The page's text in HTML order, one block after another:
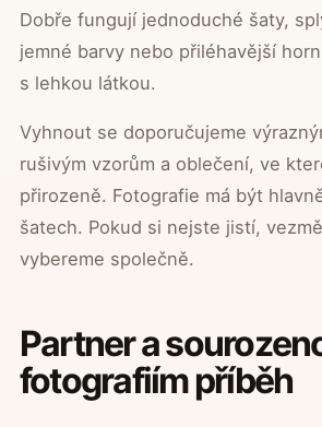
Dobře fungují jednoduché šaty,
jemné barvy nebo přiléhavější
s lehkou látkou.
Vyhnout se doporučujeme
rušivým vzorům a oblečení, ve
přirozeně. Fotografie má být
šatech. Pokud si nejste jistí,
vybereme společně.
Partner a
fotografiím příběh